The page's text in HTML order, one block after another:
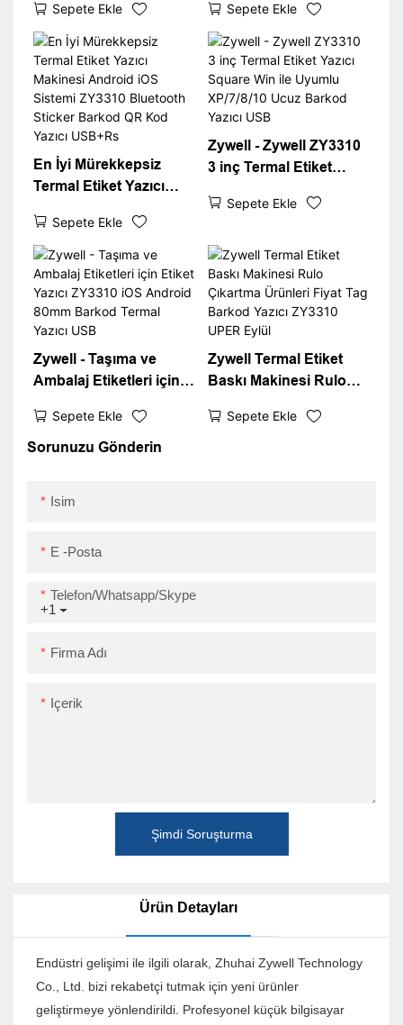
USB USB Port WiFi
Inter Paketleme Etiket
Sticker Yazıcı
Sepete Ekle
Pos 80mm 3 "Termal
Etiket Yazıcı USB+WIFI
Sepete Ekle
En İyi Mürekkepsiz
Termal Etiket Yazıcı
Sistemi ZY3310
Bluetooth Sticker
Barkod QR Kod Yazıcı
USB+Rs
Sepete Ekle
Zywell - Zywell ZY3310
3 inç Termal Etiket
Uyumlu XP/7/8/10 Ucuz
Sepete Ekle
Zywell - Taşıma ve
Ambalaj Etiketleri için
iOS Android 80mm
Barkod Termal Yazıcı
Sepete Ekle
Zywell Termal Etiket
Baskı Makinesi Rulo
Tag Barkod Yazıcı
Sepete Ekle
Sorunuzu Gönderin
Isim
E -posta
+1
Telefon/Whatsapp/Skype
Firma Adı
Içerik
Şimdi Soruşturma
Ürün Detayları
Endüstri gelişimi ile ilgili olarak, Zhuhai Zywell Technology
Co., Ltd. bizi rekabetçi tutmak için yeni ürünler
geliştirmeye yönlendirildi. Profesyonel küçük bilgisayar